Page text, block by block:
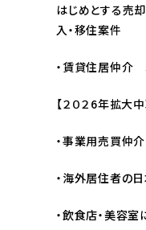
はじめとする売
入・移住案件
・賃貸住居仲介
【２０２6年拡大中
・事業用売買仲
・海外居住者の
・飲食店・美容